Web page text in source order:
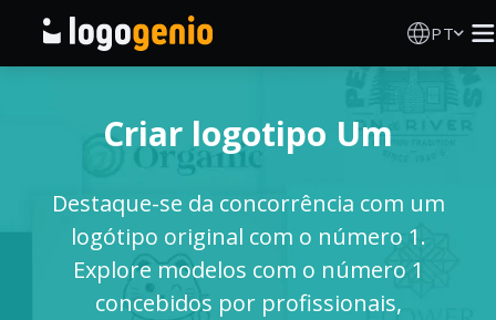
PT
Gerador de logótipos IA
Ideias de logótipos
Produtos impressos
Criar logotipo Um
Destaque-se da concorrência com um
logótipo original com o número 1.
Explore modelos com o número 1
concebidos por profissionais,